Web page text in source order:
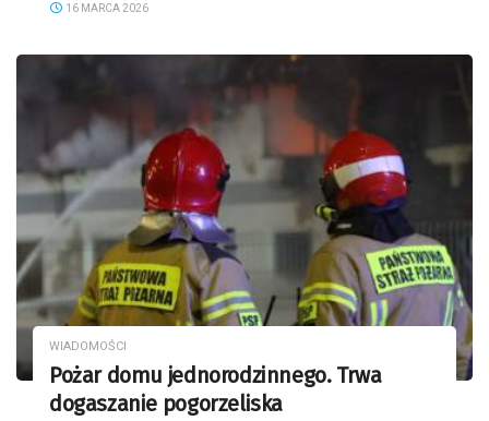
16 MARCA 2026
WIADOMOŚCI
Pożar domu jednorodzinnego. Trwa
dogaszanie pogorzeliska